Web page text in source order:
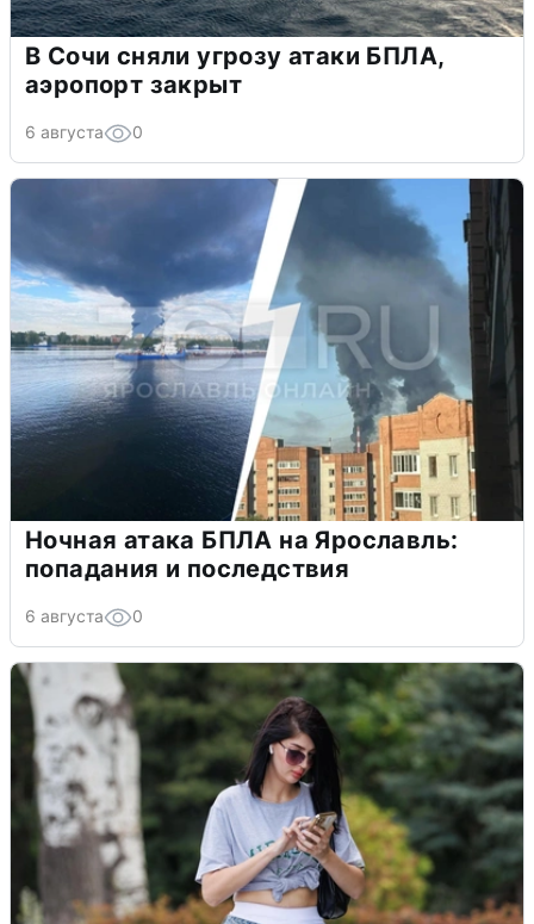
В Сочи сняли угрозу атаки БПЛА,
аэропорт закрыт
6 августа 0
Ночная атака БПЛА на Ярославль:
попадания и последствия
6 августа 0